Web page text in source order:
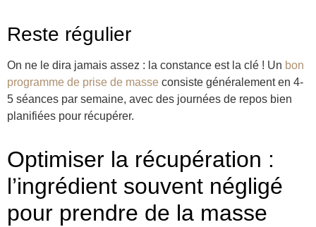
Reste régulier
On ne le dira jamais assez : la constance est la clé ! Un bon
programme de prise de masse consiste généralement en 4-
5 séances par semaine, avec des journées de repos bien
planifiées pour récupérer.
Optimiser la récupération :
l’ingrédient souvent négligé
pour prendre de la masse